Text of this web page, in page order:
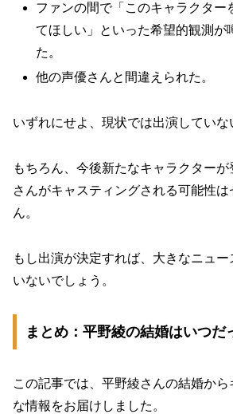
ファンの間で「このキャラクター
てほしい」といった希望的観測が
た。
他の声優さんと間違えられた。
いずれにせよ、現状では出演していな
もちろん、今後新たなキャラクター
さんがキャスティングされる可能性
ん。
もし出演が決定すれば、大きなニュ
いないでしょう。
まとめ：平野綾の結婚はいつだ
この記事では、平野綾さんの結婚から
な情報をお届けしました。